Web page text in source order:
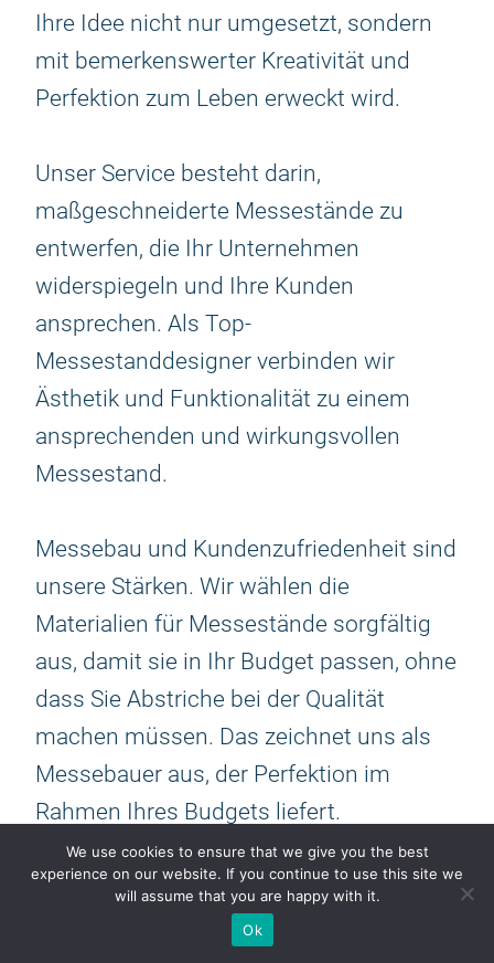
Ihre Idee nicht nur umgesetzt, sondern
mit bemerkenswerter Kreativität und
Perfektion zum Leben erweckt wird.
Unser Service besteht darin,
maßgeschneiderte Messestände zu
entwerfen, die Ihr Unternehmen
widerspiegeln und Ihre Kunden
ansprechen. Als Top-
Messestanddesigner verbinden wir
Ästhetik und Funktionalität zu einem
ansprechenden und wirkungsvollen
Messestand.
Messebau und Kundenzufriedenheit sind
unsere Stärken. Wir wählen die
Materialien für Messestände sorgfältig
aus, damit sie in Ihr Budget passen, ohne
dass Sie Abstriche bei der Qualität
machen müssen. Das zeichnet uns als
Messebauer aus, der Perfektion im
Rahmen Ihres Budgets liefert.
Unser Komplettservice umfasst Ihre
Beteiligung vom Entwurf bis zur
We use cookies to ensure that we give you the best
experience on our website. If you continue to use this site we
will assume that you are happy with it.
Ok